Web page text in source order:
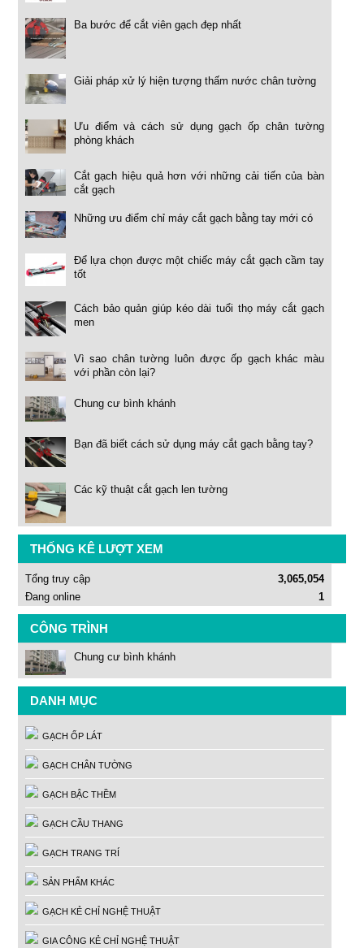
Ba bước để cắt viên gạch đẹp nhất
Giải pháp xử lý hiện tượng thấm nước chân tường
Ưu điểm và cách sử dụng gạch ốp chân tường
phòng khách
Cắt gạch hiệu quả hơn với những cải tiến của bàn
cắt gạch
Những ưu điểm chỉ máy cắt gạch bằng tay mới có
Để lựa chọn được một chiếc máy cắt gạch cầm tay
tốt
Cách bảo quản giúp kéo dài tuổi thọ máy cắt gạch
men
Vì sao chân tường luôn được ốp gạch khác màu
với phần còn lại?
Chung cư bình khánh
Bạn đã biết cách sử dụng máy cắt gạch bằng tay?
Các kỹ thuật cắt gạch len tường
THỐNG KÊ LƯỢT XEM
Tổng truy cập
3,065,054
Đang online
1
CÔNG TRÌNH
Chung cư bình khánh
DANH MỤC
GẠCH ỐP LÁT
GẠCH CHÂN TƯỜNG
GẠCH BẬC THỀM
GẠCH CẦU THANG
GẠCH TRANG TRÍ
SẢN PHẨM KHÁC
GẠCH KẺ CHỈ NGHỆ THUẬT
GIA CÔNG KẺ CHỈ NGHỆ THUẬT